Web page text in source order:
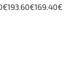
193.60€169.40€